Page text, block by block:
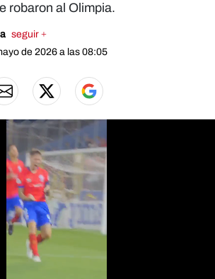
robaron al Olimpia.
seguir +
de 2026 a las 08:05